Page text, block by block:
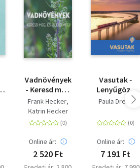
Vadnövények
- Keresd meg
és ízleld meg!
Frank Hecker
Katrin Hecker
Online ár:
2 520 Ft
Vasutak -
Lenyűgöző
nagyvilág
Paula Dreve
Online ár:
7 191 Ft